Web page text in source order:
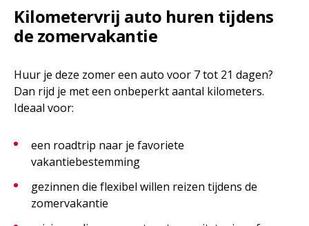
Kilometervrij auto huren tijdens
de zomervakantie
Huur je deze zomer een auto voor 7 tot 21 dagen?
Dan rijd je met een onbeperkt aantal kilometers.
Ideaal voor:
een roadtrip naar je favoriete
vakantiebestemming
gezinnen die flexibel willen reizen tijdens de
zomervakantie